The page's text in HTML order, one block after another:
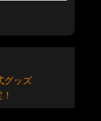
グッズ